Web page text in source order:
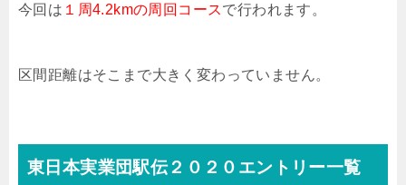
今回は １周4.2kmの周回コースで行われます。
区間距離はそこまで大きく変わっていません。
東日本実業団駅伝２０２０エントリー一覧